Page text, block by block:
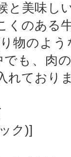
と美味し
くのある
物のよ
も、肉
れており
ク)]